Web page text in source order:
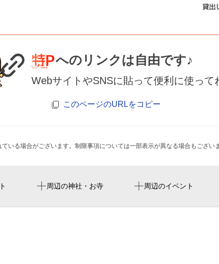
へのリンクは自由です♪
WebサイトやSNSに貼って便利に使って
このページのURLをコピー
いる場合がございます。制限事項については一部表示が異なる場合もござい
周辺の神社・お寺 周辺のイベント
三軒茶屋駅
ALMA FIGHT GYM LIFE